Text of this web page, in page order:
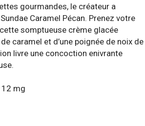
gourmandes, le créateur a
Caramel Pécan. Prenez votre
somptueuse crème glacée
caramel et d’une poignée de noix de
livre une concoction enivrante
mg